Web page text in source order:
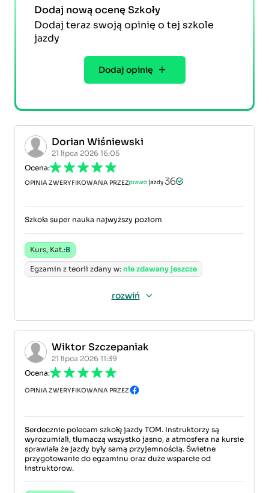
Dodaj nową ocenę Szkoły
Dodaj teraz swoją opinię o tej szkole
jazdy
Dodaj opinię
Dorian Wiśniewski
21 lipca 2026 16:05
Ocena:
OPINIA ZWERYFIKOWANA PRZEZ
Szkoła super nauka najwyższy poziom
Kurs, Kat.:B
Egzamin z teorii zdany w: nie zdawany jeszcze
rozwiń
Wiktor Szczepaniak
21 lipca 2026 11:39
Ocena:
OPINIA ZWERYFIKOWANA PRZEZ
Serdecznie polecam szkołę jazdy TOM. Instruktorzy są
wyrozumiali, tłumaczą wszystko jasno, a atmosfera na kursie
sprawiała że jazdy były samą przyjemnością. Świetne
przygotowanie do egzaminu oraz duże wsparcie od
instruktorow.